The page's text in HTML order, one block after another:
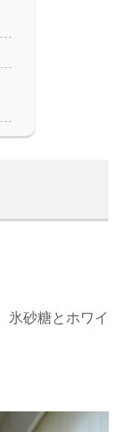
氷砂糖とホワイ